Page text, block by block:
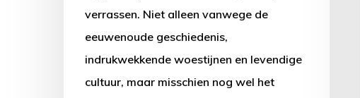
verrassen. Niet alleen vanwege de
eeuwenoude geschiedenis,
indrukwekkende woestijnen en levendige
cultuur, maar misschien nog wel het